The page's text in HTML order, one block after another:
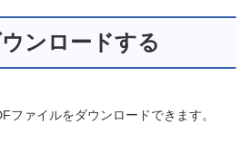
ンロードする
ファイルをダウンロードできます。